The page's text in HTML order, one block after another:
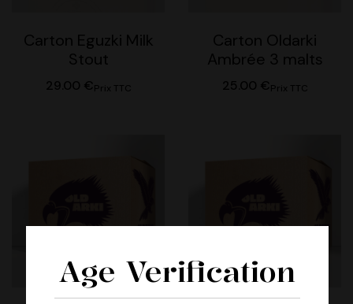
Carton Eguzki Milk
Stout
29.00 €Prix TTC
Carton Oldarki
Ambrée 3 malts
25.00 €Prix TTC
Age Verification